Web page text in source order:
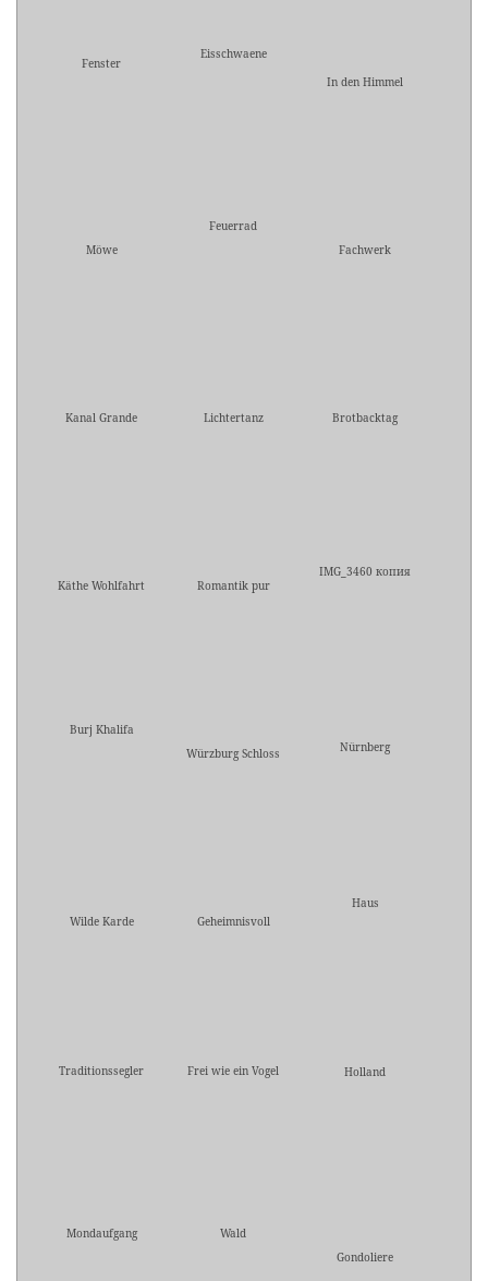
Fenster
Eisschwaene
In den Himmel
Möwe
Feuerrad
Fachwerk
Kanal Grande Lichtertanz Brotbacktag
Käthe Wohlfahrt Romantik pur
IMG_3460 копия
Burj Khalifa
Würzburg Schloss
Nürnberg
Wilde Karde Geheimnisvoll
Haus
Traditionssegler Frei wie ein Vogel Holland
Mondaufgang
Wald
Gondoliere